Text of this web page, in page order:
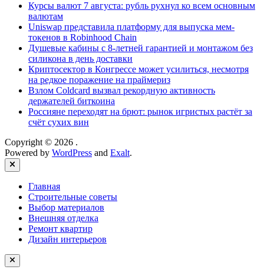
Курсы валют 7 августа: рубль рухнул ко всем основным
валютам
Uniswap представила платформу для выпуска мем-
токенов в Robinhood Chain
Душевые кабины с 8‑летней гарантией и монтажом без
силикона в день доставки
Криптосектор в Конгрессе может усилиться, несмотря
на редкое поражение на праймериз
Взлом Coldcard вызвал рекордную активность
держателей биткоина
Россияне переходят на брют: рынок игристых растёт за
счёт сухих вин
Copyright © 2026 .
Powered by WordPress and Exalt.
Close
Главная
Строительные советы
Выбор материалов
Внешняя отделка
Ремонт квартир
Дизайн интерьеров